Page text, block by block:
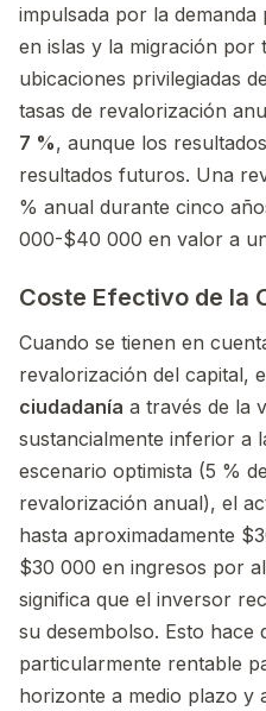
impulsada por la
en islas y la migración por
ubicaciones privilegiadas
tasas de revalorización
7 %, aunque los
resultados futuros. Una
% anual durante cinco
000-$40 000 en valor a
Coste Efectivo de la
Cuando se tienen en
revalorización del capital,
ciudadanía a través de la
sustancialmente inferior a
escenario optimista (5 %
revalorización anual), el
hasta aproximadamente
$30 000 en ingresos por
significa que el inversor
su desembolso. Esto hace
particularmente rentable
horizonte a medio plazo y